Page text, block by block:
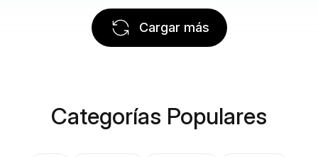
Cargar más
Categorías Populares